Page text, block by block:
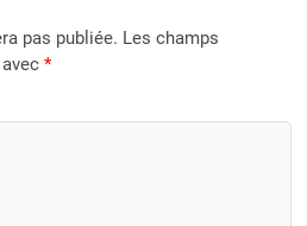
pas publiée. Les champs
avec*